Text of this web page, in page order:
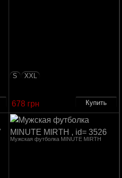
S XXL
678 грн
Мужская футболка MINUTE MIRTH